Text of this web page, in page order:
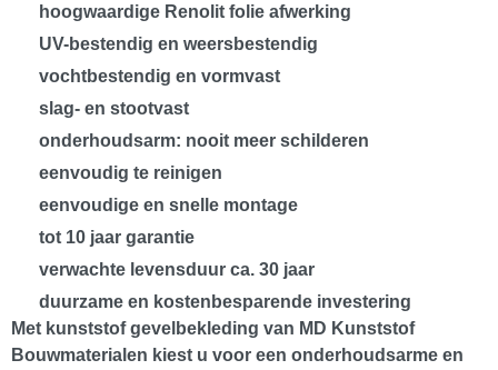
hoogwaardige Renolit folie afwerking
UV-bestendig en weersbestendig
vochtbestendig en vormvast
slag- en stootvast
onderhoudsarm: nooit meer schilderen
eenvoudig te reinigen
eenvoudige en snelle montage
tot 10 jaar garantie
verwachte levensduur ca. 30 jaar
duurzame en kostenbesparende investering
Met kunststof gevelbekleding van MD Kunststof
Bouwmaterialen kiest u voor een onderhoudsarme en